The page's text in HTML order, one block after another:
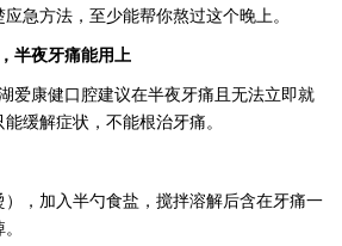
急方法，至少能帮你熬过这个晚上。
半夜牙痛能用上
爱康健口腔建议在半夜牙痛且无法立即就
缓解症状，不能根治牙痛。
，加入半勺食盐，搅拌溶解后含在牙痛一